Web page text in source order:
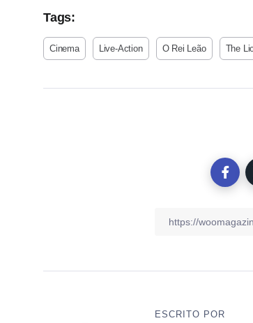
Tags:
Cinema Live-Action O Rei Leão The
ESCRITO POR